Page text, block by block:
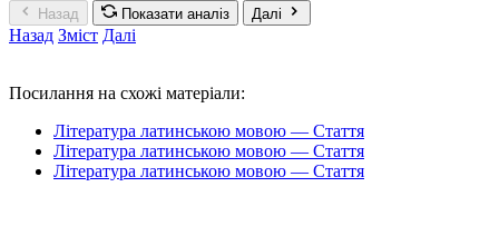
Назад Показати аналіз Далі
Назад Зміст Далі
Посилання на схожі матеріали:
Література латинською мовою — Стаття
Література латинською мовою — Стаття
Література латинською мовою — Стаття